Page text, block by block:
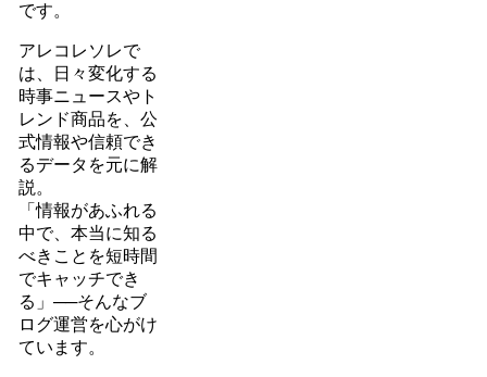
です。
アレコレソレで
は、日々変化する
時事ニュースやト
レンド商品を、公
式情報や信頼でき
るデータを元に解
説。
「情報があふれる
中で、本当に知る
べきことを短時間
でキャッチでき
る」──そんなブ
ログ運営を心がけ
ています。